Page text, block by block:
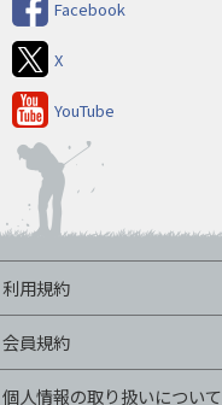
Facebook
X
YouTube
利用規約
会員規約
個人情報の取り扱いについて